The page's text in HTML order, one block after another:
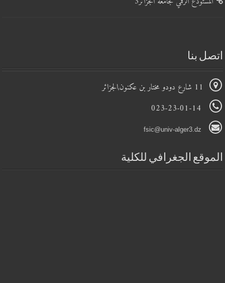
اتصل بنا
الموقع الجغرافي للكلية